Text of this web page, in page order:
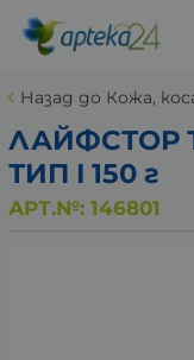
Назад до Кожа,
ЛАЙФСТОР
ТИП I 150 г
АРТ.№: 146801